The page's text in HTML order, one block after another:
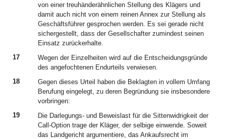
von einer treuhänderähnlichen Stellung des Klägers und
damit auch nicht von einem reinen Annex zur Stellung als
Geschäftsführer gesprochen werden. Es sei gerade nicht
sichergestellt, dass der Gesellschafter zumindest seinen
Einsatz zurückerhalte.
17
Wegen der Einzelheiten wird auf die Entscheidungsgründe
des angefochtenen Endurteils verwiesen.
18
Gegen dieses Urteil haben die Beklagten in vollem Umfang
Berufung eingelegt, zu deren Begründung sie insbesondere
vorbringen:
19
Die Darlegungs- und Beweislast für die Sittenwidrigkeit der
Call-Option trage der Kläger, der selbige einwende. Soweit
das Landgericht argumentiere, das Ankaufsrecht im